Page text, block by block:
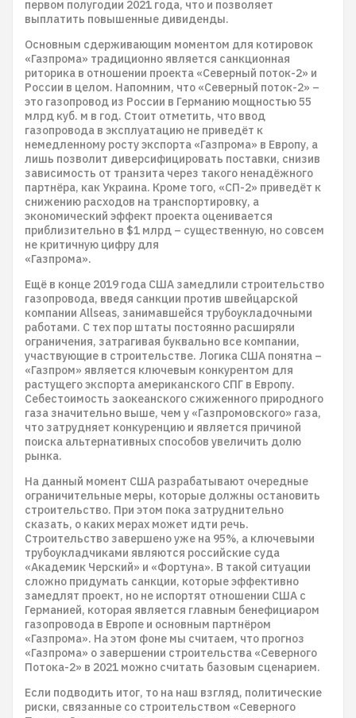
первом полугодии 2021 года, что и позволяет
выплатить повышенные дивиденды.
Основным сдерживающим моментом для котировок
«Газпрома» традиционно является санкционная
риторика в отношении проекта «Северный поток-2» и
России в целом. Напомним, что «Северный поток-2» –
это газопровод из России в Германию мощностью 55
млрд куб. м в год. Стоит отметить, что ввод
газопровода в эксплуатацию не приведёт к
немедленному росту экспорта «Газпрома» в Европу, а
лишь позволит диверсифицировать поставки, снизив
зависимость от транзита через такого ненадёжного
партнёра, как Украина. Кроме того, «СП-2» приведёт к
снижению расходов на транспортировку, а
экономический эффект проекта оценивается
приблизительно в $1 млрд – существенную, но совсем
не критичную цифру для
«Газпрома».
Ещё в конце 2019 года США замедлили строительство
газопровода, введя санкции против швейцарской
компании Allseas, занимавшейся трубоукладочными
работами. С тех пор штаты постоянно расширяли
ограничения, затрагивая буквально все компании,
участвующие в строительстве. Логика США понятна –
«Газпром» является ключевым конкурентом для
растущего экспорта американского СПГ в Европу.
Себестоимость заокеанского сжиженного природного
газа значительно выше, чем у «Газпромовского» газа,
что затрудняет конкуренцию и является причиной
поиска альтернативных способов увеличить долю
рынка.
На данный момент США разрабатывают очередные
ограничительные меры, которые должны остановить
строительство. При этом пока затруднительно
сказать, о каких мерах может идти речь.
Строительство завершено уже на 95%, а ключевыми
трубоукладчиками являются российские суда
«Академик Черский» и «Фортуна». В такой ситуации
сложно придумать санкции, которые эффективно
замедлят проект, но не испортят отношении США с
Германией, которая является главным бенефициаром
газопровода в Европе и основным партнёром
«Газпрома». На этом фоне мы считаем, что прогноз
«Газпрома» о завершении строительства «Северного
Потока-2» в 2021 можно считать базовым сценарием.
Если подводить итог, то на наш взгляд, политические
риски, связанные со строительством «Северного